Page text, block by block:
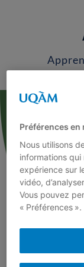
Notre équipe
Milieu
Recherche
Préférences en
Nous utilisons
informations qui
expérience sur
vidéo,
Vous pouvez
« Préférences ».